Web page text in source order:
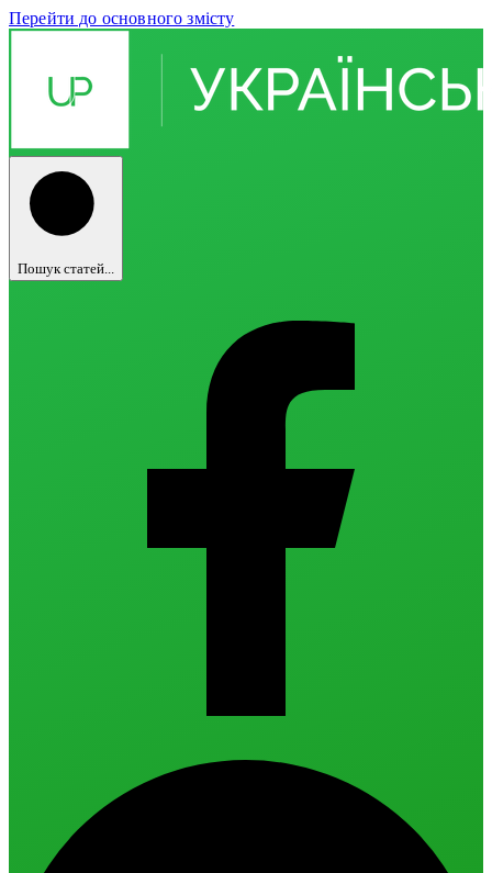
Перейти до основного змісту
Пошук статей...